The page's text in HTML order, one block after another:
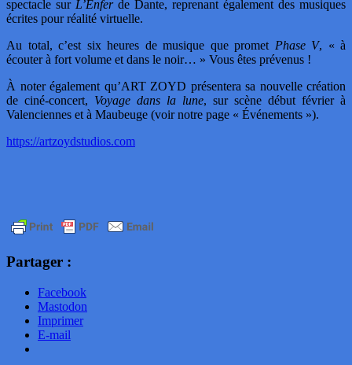
spectacle sur L’Enferde Dante, reprenant également des musiques
écrites pour réalité virtuelle.
Au total, c’est six heures de musique que promet Phase V, « à
écouter à fort volume et dans le noir… » Vous êtes prévenus !
À noter également qu’ART ZOYD présentera sa nouvelle création
de ciné-concert, Voyage dans la lune, sur scène début février à
Valenciennes et à Maubeuge (voir notre page « Événements »).
https://artzoydstudios.com
Partager :
Facebook
Mastodon
Imprimer
E-mail